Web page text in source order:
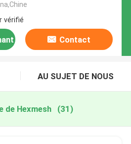
vérifié
Contact
AU SUJET DE NOUS
de Hexmesh (31)